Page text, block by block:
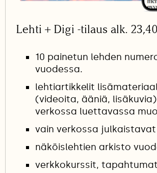
Lehti + Digi -tilaus alk.
10 painetun lehden
vuodessa.
lehtiartikkelit
(videoita, ääniä,
verkossa luettavassa
vain verkossa
näköislehtien arkisto
verkkokurssit,